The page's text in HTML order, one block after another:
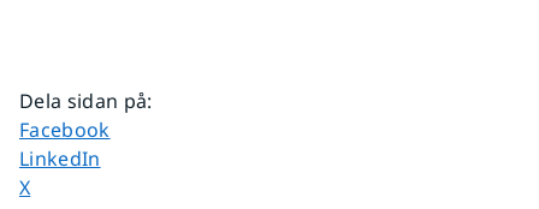
Dela sidan på:
Dela sidan på
Facebook
Dela sidan på
LinkedIn
Dela sidan på
X